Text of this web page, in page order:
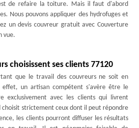
de refaire la toiture. Mais il faut d'abord
Nous pouvons appliquer des hydrofuges et
un devis couvreur gratuit avec Couverture
vue.
choisissent ses clients 77120
que le travail des couvreurs ne soit en
effet, un artisan compétent s'avère être le
exclusivement avec les clients qui livrent
choisit strictement ceux dont il peut répondre
les clients pourront diffuser les résultats